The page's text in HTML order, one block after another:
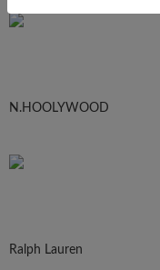
N.HOOLYWOOD
Ralph Lauren